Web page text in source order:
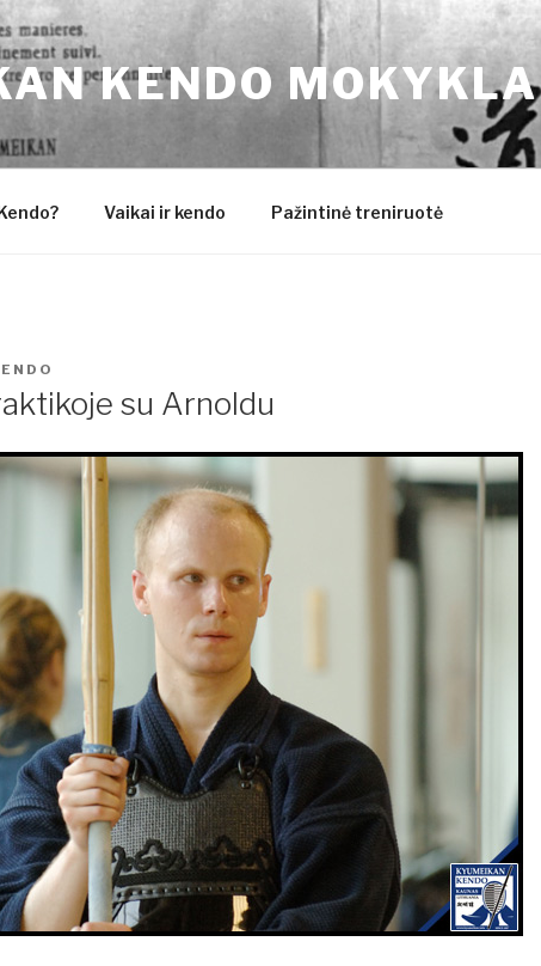
KENDO MOKYKLA
Vaikai ir kendo Pažintinė treniruotė
su Arnoldu